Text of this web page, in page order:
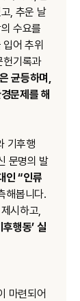
, 추운 날
수요를
어 추위
헌기록과
균등하며,
문제를 해
기후행
문명의 발
인 “인류
해봅니다.
시하고,
행동’ 실
마련되어